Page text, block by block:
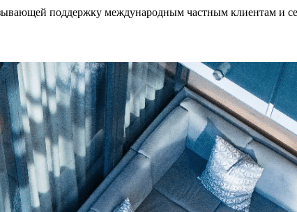
поддержку международным частным клиентам и